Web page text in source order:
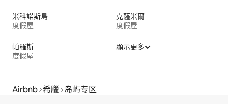
米科諾斯島
度假屋
克薩米爾
度假屋
帕羅斯
度假屋
顯示更多
Airbnb 希臘 岛屿专区